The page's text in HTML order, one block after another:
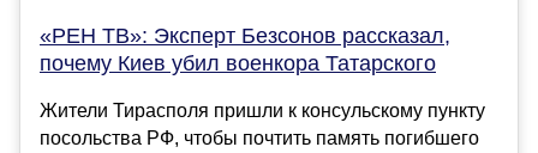
«РЕН ТВ»: Эксперт Безсонов рассказал,
почему Киев убил военкора Татарского
Жители Тирасполя пришли к консульскому пункту
посольства РФ, чтобы почтить память погибшего